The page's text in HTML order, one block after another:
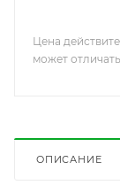
Цена
может
ОПИСАНИЕ